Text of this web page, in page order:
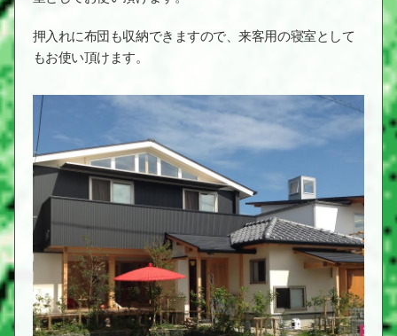
押入れに布団も収納できますので、来客用の寝室として
もお使い頂けます。